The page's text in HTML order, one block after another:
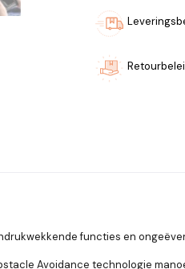
functies en
Avoidance technologie